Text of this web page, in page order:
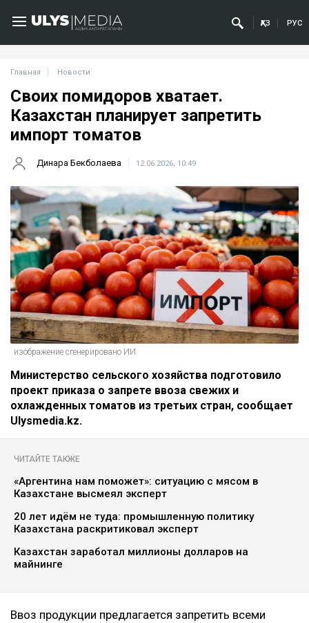
ҚАЗ РУС
Главная Новости
Своих помидоров хватает.
Казахстан планирует запретить
импорт томатов
Динара Бекболаева 12.06.2026, 10:49
изображение сгенерировано ИИ
Министерство сельского хозяйства подготовило
проект приказа о запрете ввоза свежих и
охлажденных томатов из третьих стран, сообщает
Ulysmedia.kz.
ЧИТАЙТЕ ТАКЖЕ
«Аргентина нам поможет»: ситуацию с мясом в
Казахстане высмеял эксперт
20 лет идём не туда: промышленную политику
Казахстана раскритиковал эксперт
Казахстан заработал миллионы долларов на
майнинге
Ввоз продукции предлагается запретить всеми